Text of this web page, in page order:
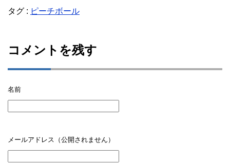
タグ : ピーチボール
コメントを残す
名前
メールアドレス（公開されません）